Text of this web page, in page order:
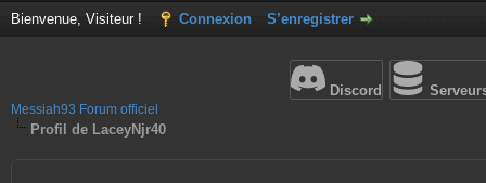
Bienvenue, Visiteur ! Connexion S’enregistrer
Discord
Messiah93 Forum officiel
Profil de LaceyNjr40